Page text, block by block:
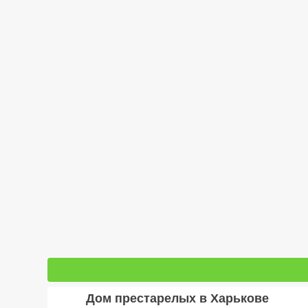
Дом престарелых в Харькове